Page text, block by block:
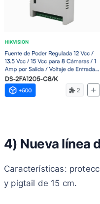
4) Nueva línea
Características:
y pigtail de 15 cm.